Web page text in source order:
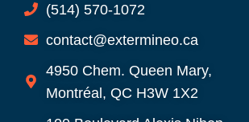
(514) 570-1072
contact@extermineo.ca
4950 Chem. Queen Mary,
Montréal, QC H3W 1X2